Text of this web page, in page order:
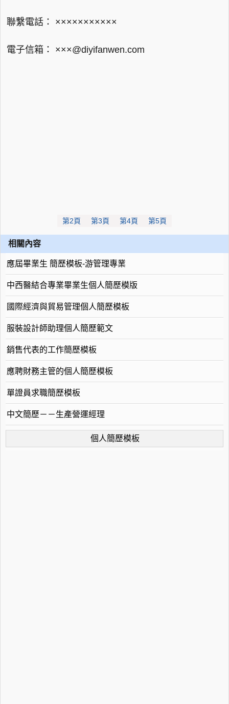
聯繫電話： ×××××××××××
電子信箱： ×××@diyifanwen.com
第2頁 第3頁 第4頁 第5頁
相關內容
應屆畢業生 簡歷模板-游管理專業
中西醫結合專業畢業生個人簡歷模版
國際經濟與貿易管理個人簡歷模板
服裝設計師助理個人簡歷範文
銷售代表的工作簡歷模板
應聘財務主管的個人簡歷模板
單證員求職簡歷模板
中文簡歷－－生產營運經理
個人簡歷模板